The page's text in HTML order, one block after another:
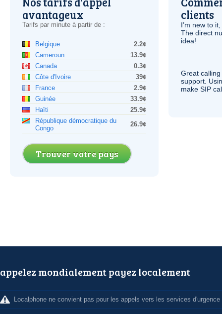
avantageux
Tarifs par minute à partir de :
Belgique
2.2¢
Cameroun
13.9¢
Canada
0.3¢
Côte d'Ivoire
39¢
France
2.9¢
Guinée
33.9¢
Haïti
25.9¢
République démocratique du
Congo
26.9¢
Trouver votre pays
clients
I’m new to
The direct
idea!
Great
support.
make SIP
appelez mondialement payez localement
Localphone ne convient pas pour les appels vers les services d'urgence